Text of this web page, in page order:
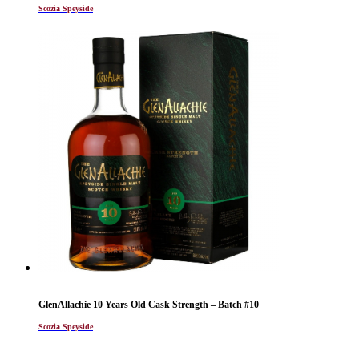
Scozia Speyside
GlenAllachie 10 Years Old Cask Strength – Batch #10
Scozia Speyside